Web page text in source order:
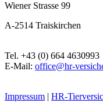
Wiener Strasse 99
A-2514 Traiskirchen
Tel. +43 (0) 664 4630993
E-Mail: office@hr-
Impressum | HR-